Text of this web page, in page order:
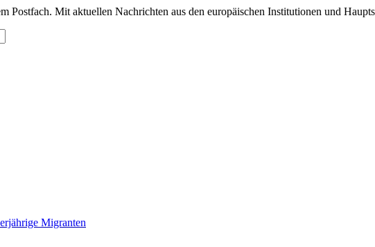
Postfach. Mit aktuellen Nachrichten aus den europäischen Institutionen und
Migranten